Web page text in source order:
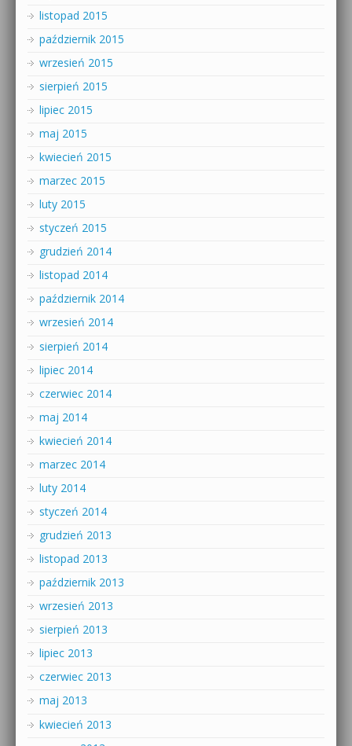
listopad 2015
październik 2015
wrzesień 2015
sierpień 2015
lipiec 2015
maj 2015
kwiecień 2015
marzec 2015
luty 2015
styczeń 2015
grudzień 2014
listopad 2014
październik 2014
wrzesień 2014
sierpień 2014
lipiec 2014
czerwiec 2014
maj 2014
kwiecień 2014
marzec 2014
luty 2014
styczeń 2014
grudzień 2013
listopad 2013
październik 2013
wrzesień 2013
sierpień 2013
lipiec 2013
czerwiec 2013
maj 2013
kwiecień 2013